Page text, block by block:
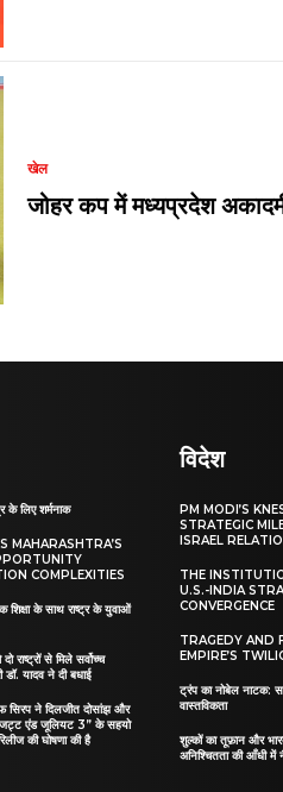
खेल
जोहर कप में मध्यप्रदेश
के लिए शर्मनाक
MAHARASHTRA’S
COMPLEXITIES
के साथ राष्ट्र के युवाओं
राष्ट्रों से मिले सर्वोच्च
यादव ने दी बधाई
सिरप ने दिलजीत दोसांझ और
एंड जूलियट 3” के सहयो
की घोषणा की है
विदेश
PM MODI’S
STRATEGIC
ISRAEL
THE
U.S.-INDIA
CONVERGENCE
TRAGEDY AND
EMPIRE’S
ट्रंप का नोबेल नाटक:
वास्तविकता
शुल्कों का तूफ़ान और
अनिश्चितता की आँधी में